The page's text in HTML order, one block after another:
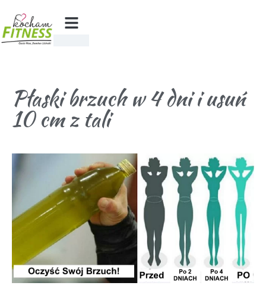
Płaski brzuch w 4 dni i usuń
10 cm z tali